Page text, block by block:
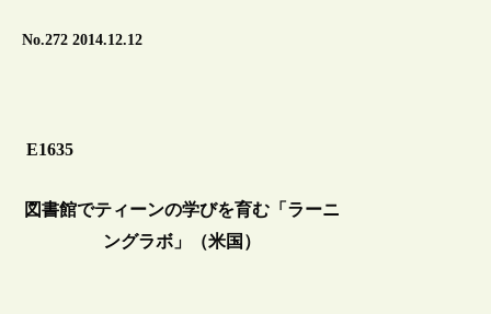
No.272 2014.12.12
E1635
図書館でティーンの学びを育む「ラーニ
ングラボ」（米国）